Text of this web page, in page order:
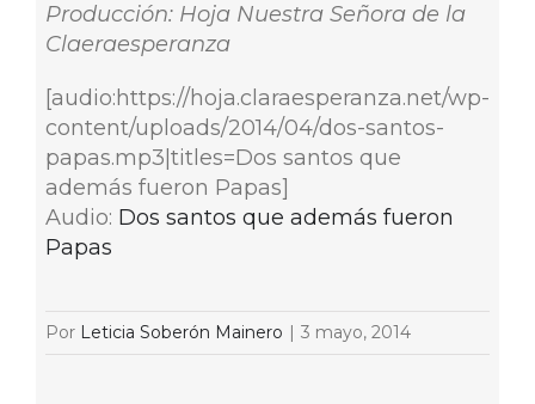
Producción: Hoja Nuestra Señora de la
Claeraesperanza
[audio:https://hoja.claraesperanza.net/wp-
content/uploads/2014/04/dos-santos-
papas.mp3|titles=Dos santos que
además fueron Papas]
Audio: Dos santos que además fueron
Papas
Por Leticia Soberón Mainero 3 mayo, 2014